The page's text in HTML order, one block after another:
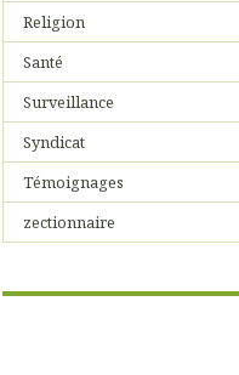
Religion
Santé
Surveillance
Syndicat
Témoignages
zectionnaire